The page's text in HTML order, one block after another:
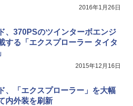
2016年1月26日
、370PSのツインターボエンジ
する「エクスプローラー タイタ
2015年12月16日
、「エクスプローラー」を大幅
内外装を刷新